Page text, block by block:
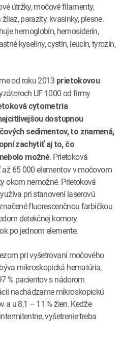
útržky, močové filamenty,
parazity, kvasinky, plesne.
hemoglobín, hemosiderín,
kyseliny, cystín, leucín, tyrozín,
od roku 2013 prietokovou
UF 1000 od firmy
cytometria
dostupnou
sedimentov, to znamená,
zachytiť aj to, čo
možné. Prietoková
65 000 elementov v močovom
okom nemožné. Prietoková
pri stanovení laserovú
fluorescenčnou farbičkou
detekčnej komory
po jednom elemente.
pri vyšetrovaní močového
mikroskopická hematúria,
% pacientov s nádorom
nachádzame mikroskopickú
a u 8,1 – 11 % žien. Keďže
vyšetrenie treba